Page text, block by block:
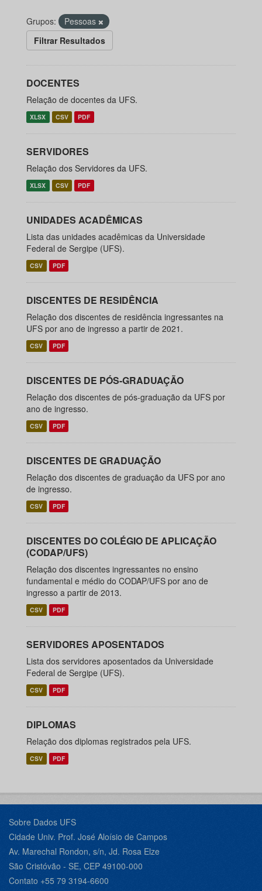
Grupos:
Pessoas
Filtrar Resultados
DOCENTES
Relação de docentes da UFS.
XLSX CSV PDF
SERVIDORES
Relação dos Servidores da UFS.
XLSX CSV PDF
UNIDADES ACADÊMICAS
Lista das unidades acadêmicas da Universidade
Federal de Sergipe (UFS).
CSV PDF
DISCENTES DE RESIDÊNCIA
Relação dos discentes de residência ingressantes na
UFS por ano de ingresso a partir de 2021.
CSV PDF
DISCENTES DE PÓS-GRADUAÇÃO
Relação dos discentes de pós-graduação da UFS por
ano de ingresso.
CSV PDF
DISCENTES DE GRADUAÇÃO
Relação dos discentes de graduação da UFS por ano
de ingresso.
CSV PDF
DISCENTES DO COLÉGIO DE APLICAÇÃO
(CODAP/UFS)
Relação dos discentes ingressantes no ensino
fundamental e médio do CODAP/UFS por ano de
ingresso a partir de 2013.
CSV PDF
SERVIDORES APOSENTADOS
Lista dos servidores aposentados da Universidade
Federal de Sergipe (UFS).
CSV PDF
DIPLOMAS
Relação dos diplomas registrados pela UFS.
CSV PDF
Sobre Dados UFS
Cidade Univ. Prof. José Aloísio de Campos
Av. Marechal Rondon, s/n, Jd. Rosa Elze
São Cristóvão - SE, CEP 49100-000
Contato +55 79 3194-6600